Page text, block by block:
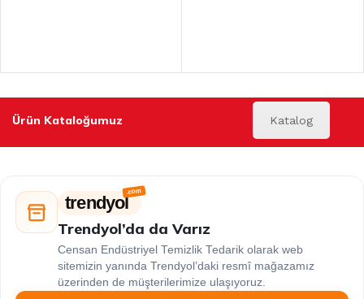
Ürün Kataloğumuz Katalog
trendyol
Trendyol’da da Varız
Censan Endüstriyel Temizlik Tedarik olarak web
sitemizin yanında Trendyol’daki resmî mağazamız
üzerinden de müşterilerimize ulaşıyoruz.